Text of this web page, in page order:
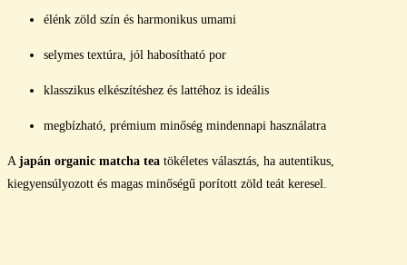
élénk zöld szín és harmonikus umami
selymes textúra, jól habosítható por
klasszikus elkészítéshez és lattéhoz is ideális
megbízható, prémium minőség mindennapi használatra
A japán organic matcha tea tökéletes választás, ha autentikus,
kiegyensúlyozott és magas minőségű porított zöld teát keresel.